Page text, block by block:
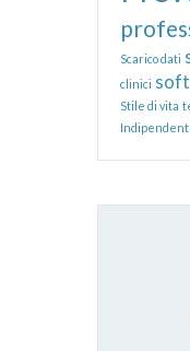
Scarico dati
clinici
Stile di vita